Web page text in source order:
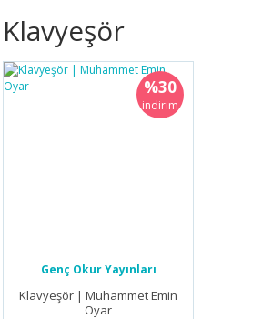
Klavyeşör
%30
indirim
Genç Okur Yayınları
Klavyeşör | Muhammet Emin
Oyar